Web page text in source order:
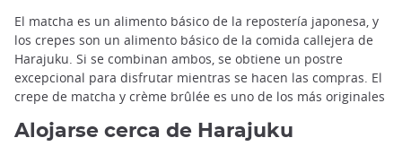
El matcha es un alimento básico de la repostería japonesa, y
los crepes son un alimento básico de la comida callejera de
Harajuku. Si se combinan ambos, se obtiene un postre
excepcional para disfrutar mientras se hacen las compras. El
crepe de matcha y crème brûlée es uno de los más originales
Alojarse cerca de Harajuku